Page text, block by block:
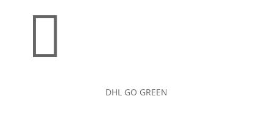

DHL GO GREEN